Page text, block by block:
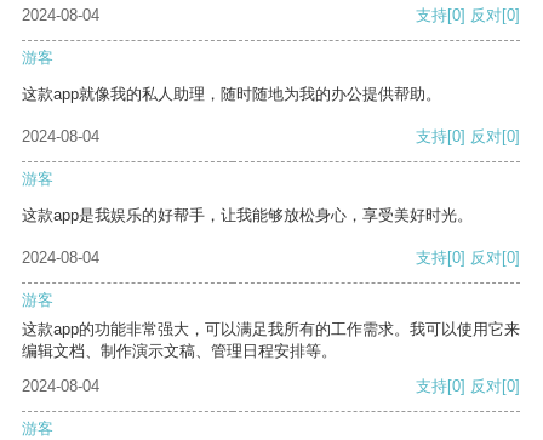
2024-08-04 支持[0] 反对[0]
游客
这款app就像我的私人助理，随时随地为我的办公提供帮助。
2024-08-04 支持[0] 反对[0]
游客
这款app是我娱乐的好帮手，让我能够放松身心，享受美好时光。
2024-08-04 支持[0] 反对[0]
游客
这款app的功能非常强大，可以满足我所有的工作需求。我可以使用它来
编辑文档、制作演示文稿、管理日程安排等。
2024-08-04
支持[0] 反对[0]
游客